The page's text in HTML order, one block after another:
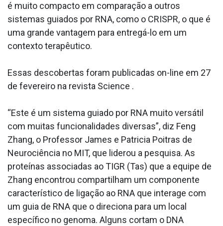
é muito compacto em comparação a outros
sistemas guiados por RNA, como o CRISPR, o que é
uma grande vantagem para entregá-lo em um
contexto terapêutico.
Essas descobertas foram publicadas on-line em 27
de fevereiro na revista Science .
“Este é um sistema guiado por RNA muito versátil
com muitas funcionalidades diversas”, diz Feng
Zhang, o Professor James e Patricia Poitras de
Neurociência no MIT, que liderou a pesquisa. As
proteínas associadas ao TIGR (Tas) que a equipe de
Zhang encontrou compartilham um componente
característico de ligação ao RNA que interage com
um guia de RNA que o direciona para um local
específico no genoma. Alguns cortam o DNA